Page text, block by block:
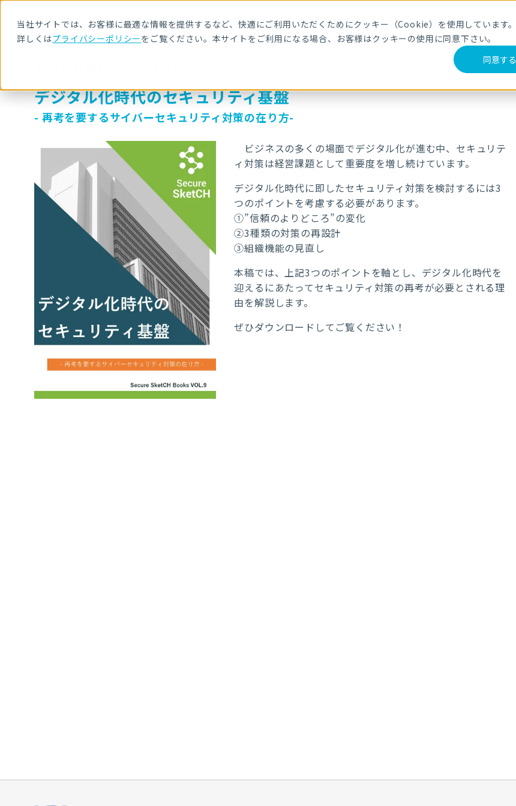
当社サイトでは、お客様に最適な情報を提供するなど、快適にご利用いただくためにクッキー（Cookie）を使用しています。
詳しくはプライバシーポリシーをご覧ください。本サイトをご利用になる場合、お客様はクッキーの使用に同意下さい。
同意する
デジタル化時代のセキュリティ基盤
- 再考を要するサイバーセキュリティ対策の在り方-
ビジネスの多くの場面でデジタル化が進む中、セキュリテ
ィ対策は経営課題として重要度を増し続けています。
デジタル化時代に即したセキュリティ対策を検討するには3
つのポイントを考慮する必要があります。
①”信頼のよりどころ”の変化
②3種類の対策の再設計
③組織機能の見直し
本稿では、上記3つのポイントを軸とし、デジタル化時代を
迎えるにあたってセキュリティ対策の再考が必要とされる理
由を解説します。
ぜひダウンロードしてご覧ください！